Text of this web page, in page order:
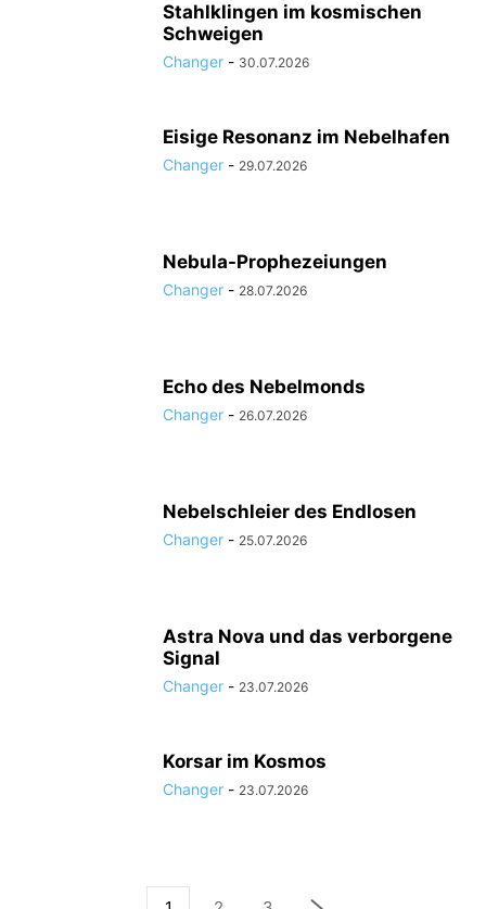
Stahlklingen im kosmischen
Schweigen
Changer - 30.07.2026
Eisige Resonanz im Nebelhafen
Changer - 29.07.2026
Nebula-Prophezeiungen
Changer - 28.07.2026
Echo des Nebelmonds
Changer - 26.07.2026
Nebelschleier des Endlosen
Changer - 25.07.2026
Astra Nova und das verborgene
Signal
Changer - 23.07.2026
Korsar im Kosmos
Changer - 23.07.2026